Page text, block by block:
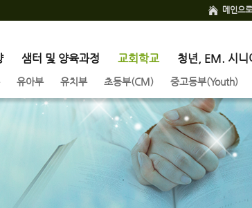
메인으로
유아부 유치부 초등부(CM) 중고등부(Youth)
샘터 및 양육과정 교회학교 청년, EM. 시니